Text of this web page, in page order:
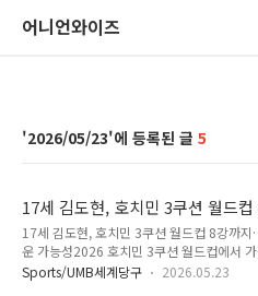
어니언와이즈
2026/05/23 5
17세 김도현, 호치민 3쿠션 월드
국 당구의 새로운 가능성
17세 김도현, 호치민 3쿠션 월드컵 8강까
운 가능성2026 호치민 3쿠션 월드컵에서
는 17세 김도현의 돌풍이었습니다. 세계 정
Sports/UMB세계당구 2026.05.23